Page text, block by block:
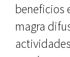
beneficios
magra